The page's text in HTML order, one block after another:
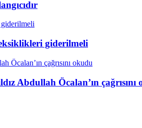
giderilmeli
Abdullah Öcalan’ın çağrısını